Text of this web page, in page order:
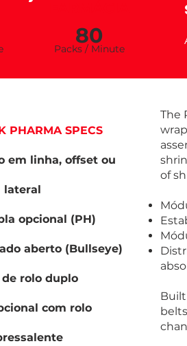
80
Packs / Minute
PHARMA SPECS
em linha, offset ou
lateral
opcional (PH)
aberto (Bullseye)
de rolo duplo
com rolo
The
of